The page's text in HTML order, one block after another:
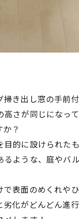
き出し窓の手前
さが同じになっ
？
的に設けられた
ような、庭やバ
表面のめくれや
化がどんどん進